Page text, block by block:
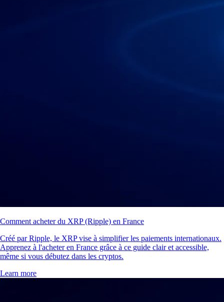
Comment acheter du XRP (Ripple) en France
Créé par Ripple, le XRP vise à simplifier les paiements internationaux.
Apprenez à l'acheter en France grâce à ce guide clair et accessible,
même si vous débutez dans les cryptos.
Learn more